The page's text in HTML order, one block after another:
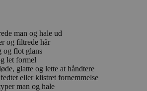
man og hale ud
og filtrede hår
og flot glans
let formel
glatte og lette at håndtere
eller klistret fornemmelse
man og hale